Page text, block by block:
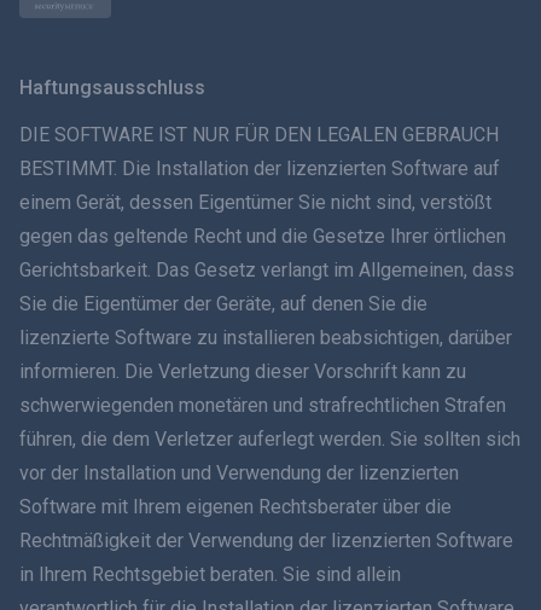
ภาษาไทย
Dansk
हिंदी
עברית
Română
Ελληνικά
Tiếng Việt
Haftungsausschluss
DIE SOFTWARE IST NUR FÜR DEN LEGALEN GEBRAUCH
BESTIMMT. Die Installation der lizenzierten Software auf
einem Gerät, dessen Eigentümer Sie nicht sind, verstößt
gegen das geltende Recht und die Gesetze Ihrer örtlichen
Gerichtsbarkeit. Das Gesetz verlangt im Allgemeinen, dass
Sie die Eigentümer der Geräte, auf denen Sie die
lizenzierte Software zu installieren beabsichtigen, darüber
informieren. Die Verletzung dieser Vorschrift kann zu
schwerwiegenden monetären und strafrechtlichen Strafen
führen, die dem Verletzer auferlegt werden. Sie sollten sich
vor der Installation und Verwendung der lizenzierten
Software mit Ihrem eigenen Rechtsberater über die
Rechtmäßigkeit der Verwendung der lizenzierten Software
in Ihrem Rechtsgebiet beraten. Sie sind allein